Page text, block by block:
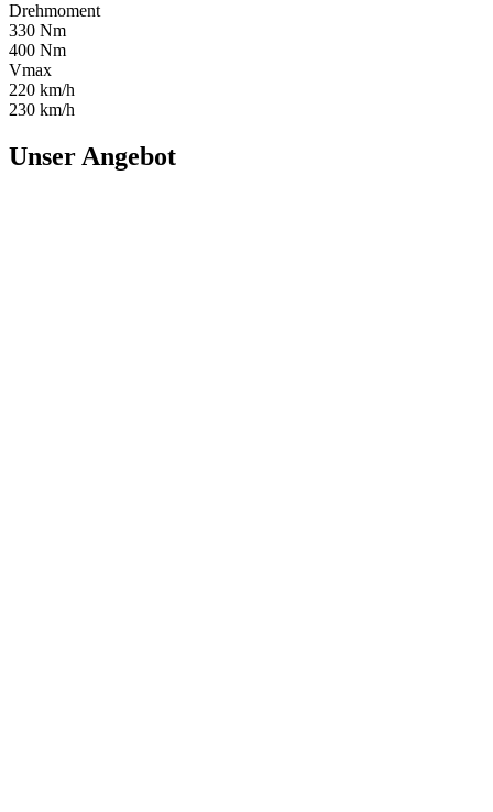
Drehmoment
330 Nm
400 Nm
Vmax
220 km/h
230 km/h
Unser Angebot